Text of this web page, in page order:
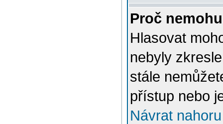
Proč
Hlasovat
nebyly
stále
přístup nebo
Návrat nahoru